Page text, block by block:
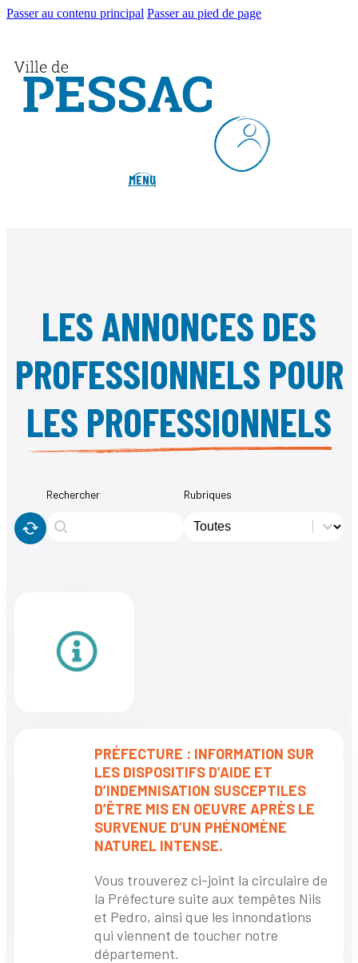
Passer au contenu principal Passer au pied de page
MENU
LES ANNONCES DES
PROFESSIONNELS POUR
LES PROFESSIONNELS
Rechercher
Rechercher
Rechercher
Rubriques
Rubriques
Rubriques
PRÉFECTURE : INFORMATION SUR
LES DISPOSITIFS D’AIDE ET
D’INDEMNISATION SUSCEPTILES
D’ÊTRE MIS EN OEUVRE APRÈS LE
SURVENUE D’UN PHÉNOMÈNE
NATUREL INTENSE.
Vous trouverez ci-joint la circulaire de
la Préfecture suite aux tempêtes Nils
et Pedro, ainsi que les innondations
qui viennent de toucher notre
département.